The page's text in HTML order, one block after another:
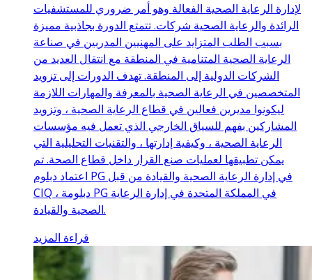
لإدارة الرعاية الصحية الفعالة وهو أمر ضروري للمستشفيات
الرائدة والرعاية الصحية شركات. تتمتع الدورة بجاذبية مميزة
بسبب الطلب المتزايد على المهنيين المدربين في صناعة
الرعاية الصحية المتنامية في المنطقة مع انتقال العديد من
الشركات الدولية إلى المنطقة. تهدف الدورات إلى تزويد
المتخصصين في الرعاية الصحية بالمعرفة والمهارات اللازمة
ليكونوا مديرين فعالين في قطاع الرعاية الصحية ، وتزويد
المشاركين بفهم للسياق الخارجي الذي تعمل فيه مؤسسات
الرعاية الصحية ، وكيفية إدارتها ، والتقنيات التحليلية التي
يمكن تطبيقها لعمليات صنع القرار داخل قطاع الصحة. تم
اعتماد دبلوم PG في إدارة الرعاية الصحية والقيادة من قبل
CIQ ، دبلومة PG في المملكة المتحدة في إدارة الرعاية
الصحية والقيادة.
قراءة المزيد